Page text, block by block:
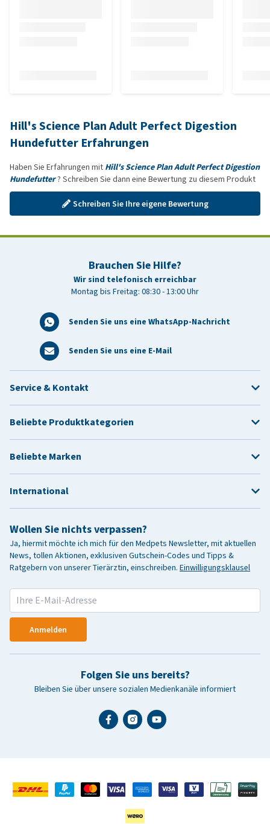
Hill's Science Plan Adult Perfect Digestion
Hundefutter Erfahrungen
Haben Sie Erfahrungen mit Hill's Science Plan Adult Perfect Digestion
Hundefutter? Schreiben Sie dann eine Bewertung zu diesem Produkt
Schreiben Sie Ihre eigene Bewertung
Brauchen Sie Hilfe?
Wir sind telefonisch erreichbar
Montag bis Freitag: 08:30 - 13:00 Uhr
Senden Sie uns eine WhatsApp-Nachricht
Senden Sie uns eine E-Mail
Wollen Sie nichts verpassen?
Ja, hiermit möchte ich mich für den Medpets Newsletter, mit aktuellen
News, tollen Aktionen, exklusiven Gutschein-Codes und Tipps &
Ratgebern von unserer Tierärztin, einschreiben. Einwilligungsklausel
Anmelden
Folgen Sie uns bereits?
Bleiben Sie über unsere sozialen Medienkanäle informiert
Service & Kontakt
Beliebte Produktkategorien
Beliebte Marken
International